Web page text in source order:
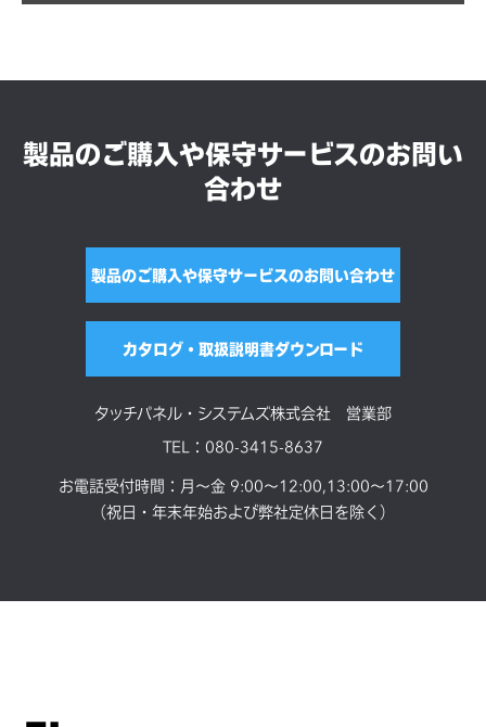
製品のご購入や保守サービスのお問い
合わせ
製品のご購入や保守サービスのお問い合わせ
カタログ・取扱説明書ダウンロード
タッチパネル・システムズ株式会社 営業部
TEL：080-3415-8637
お電話受付時間：月～金 9:00～12:00,13:00～17:00
（祝日・年末年始および弊社定休日を除く）